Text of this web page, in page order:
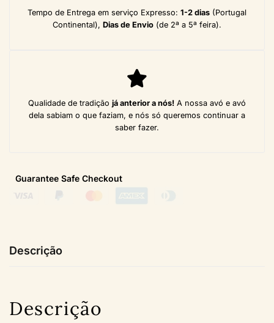
Tempo de Entrega em serviço Expresso: 1-2 dias (Portugal
Continental), Dias de Envio (de 2ª a 5ª feira).
Qualidade de tradição já anterior a nós! A nossa avó e avó
dela sabiam o que faziam, e nós só queremos continuar a
saber fazer.
Guarantee Safe Checkout
Descrição
Descrição